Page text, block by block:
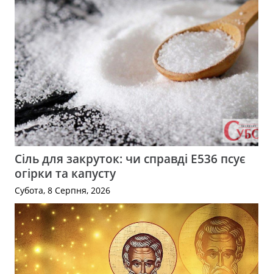
Сіль для закруток: чи справді Е536 псує
огірки та капусту
Субота, 8 Серпня, 2026